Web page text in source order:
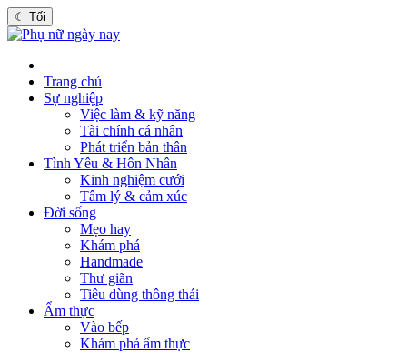
☾ Tối
Trang chủ
Sự nghiệp
Việc làm & kỹ năng
Tài chính cá nhân
Phát triển bản thân
Tình Yêu & Hôn Nhân
Kinh nghiệm cưới
Tâm lý & cảm xúc
Đời sống
Mẹo hay
Khám phá
Handmade
Thư giãn
Tiêu dùng thông thái
Ẩm thực
Vào bếp
Khám phá ẩm thực